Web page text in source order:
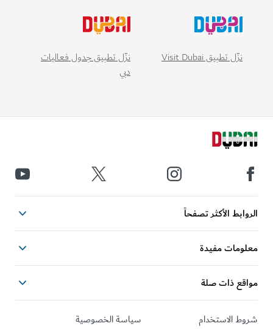
نزّل تطبيق Visit Dubai
نزّل تطبيق جدول فعاليات
دبي
الروابط الأكثر تصفحاً
معلومات مفيدة
مواقع ذات صلة
شروط الاستخدام
سياسة الخصوصية